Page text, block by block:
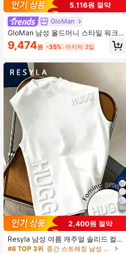
5,116원 절약
GloMan
GloMan 남성 올드머니 스타일 워크웨
어 셔츠, 화이트 반팔 루즈핏 라펠 칼
라 셔츠, 유틸리티 포켓 포함, 여름 휴
9,474원 -35% 마지막 3일
19
2,400원 절약
Resyla 남성 여름 캐주얼 솔리드 컬러
레터 엠보싱 탱크탑
#8 TOP 3위 중간 스트레칭 남성 탱크탑